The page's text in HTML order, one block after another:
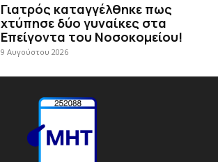
Γιατρός καταγγέλθηκε πως
χτύπησε δύο γυναίκες στα
Επείγοντα του Νοσοκομείου!
9 Αυγούστου 2026